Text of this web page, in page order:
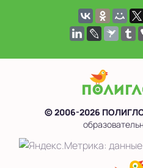
© 2006-2026